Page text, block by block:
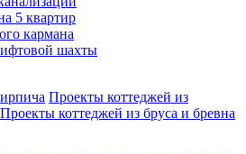
5 квартир
кармана
шахты
Проекты коттеджей из
Проекты коттеджей из бруса и бревна